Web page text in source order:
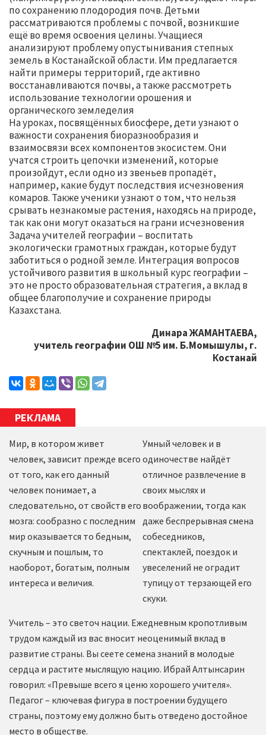
по сохранению плодородия почв. Детьми
рассматриваются проблемы с почвой, возникшие
ещё во время освоения целины. Учащиеся
анализируют проблему опустынивания степных
земель в Костанайской области. Им предлагается
найти примеры территорий, где активно
восстанавливаются почвы, а также рассмотреть
использование технологии орошения и
органического земледелия
На уроках, посвящённых биосфере, дети узнают о
важности сохранения биоразнообразия и
взаимосвязи всех компонентов экосистем. Они
учатся строить цепочки изменений, которые
произойдут, если одно из звеньев пропадёт,
например, какие будут последствия исчезновения
комаров. Также ученики узнают о том, что нельзя
срывать незнакомые растения, находясь на природе,
так как они могут оказаться на грани исчезновения
Задача учителей географии – воспитать
экологически грамотных граждан, которые будут
заботиться о родной земле. Интеграция вопросов
устойчивого развития в школьный курс географии –
это не просто образовательная стратегия, а вклад в
общее благополучие и сохранение природы
Казахстана.
Динара ЖАМАНТАЕВА,
учитель географии ОШ №5 им. Б.Момышулы, г.
Костанай
РЕКЛАМА
Мир, в котором живет
человек, зависит прежде всего
от того, как его данный
человек понимает, а
следовательно, от свойств его
мозга: сообразно с последним
мир оказывается то бедным,
скучным и пошлым, то
наоборот, богатым, полным
интереса и величия.
Умный человек и в
одиночестве найдёт
отличное развлечение в
своих мыслях и
воображении, тогда как
даже беспрерывная смена
собеседников,
спектаклей, поездок и
увеселений не оградит
тупицу от терзающей его
скуки.
Учитель – это светоч нации. Ежедневным кропотливым
трудом каждый из вас вносит неоценимый вклад в
развитие страны. Вы сеете семена знаний в молодые
сердца и растите мыслящую нацию. Ибрай Алтынсарин
говорил: «Превыше всего я ценю хорошего учителя».
Педагог – ключевая фигура в построении будущего
страны, поэтому ему должно быть отведено достойное
место в обществе.